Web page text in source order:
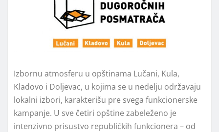
Izbornu atmosferu u opštinama Lučani, Kula,
Kladovo i Doljevac, u kojima se u nedelju održavaju
lokalni izbori, karakterišu pre svega funkcionerske
kampanje. U sve četiri opštine zabeleženo je
intenzivno prisustvo republičkih funkcionera – od